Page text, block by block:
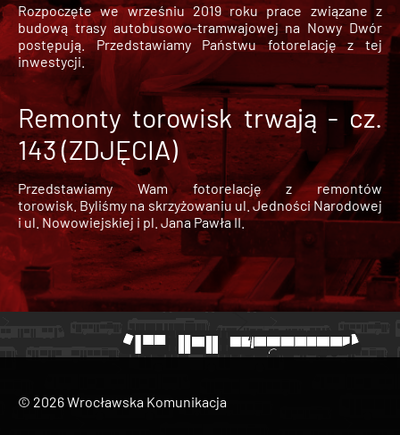
Rozpoczęte we wrześniu 2019 roku prace związane z
budową trasy autobusowo-tramwajowej na Nowy Dwór
postępują. Przedstawiamy Państwu fotorelację z tej
inwestycji.
Remonty torowisk trwają - cz.
143 (ZDJĘCIA)
Przedstawiamy Wam fotorelację z remontów
torowisk. Byliśmy na skrzyżowaniu ul. Jedności Narodowej
i ul. Nowowiejskiej i pl. Jana Pawła II.
© 2026 Wrocławska Komunikacja